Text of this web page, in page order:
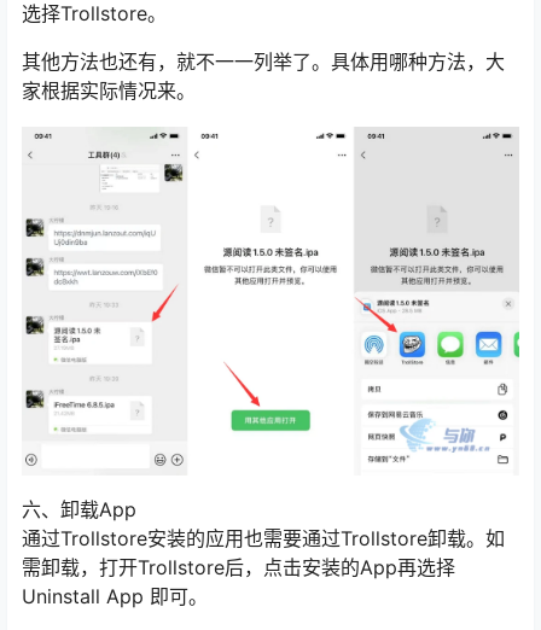
选择Trollstore。
其他方法也还有，就不一一列举了。具体用哪种方法，大
家根据实际情况来。
六、卸载App
通过Trollstore安装的应用也需要通过Trollstore卸载。如
需卸载，打开Trollstore后，点击安装的App再选择
Uninstall App 即可。